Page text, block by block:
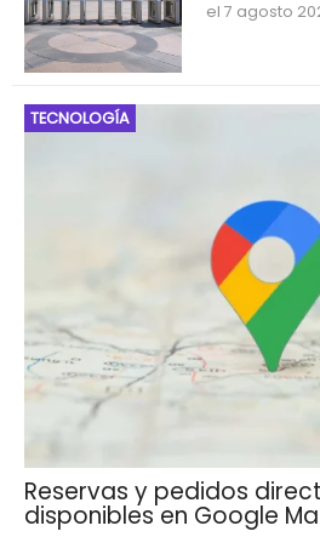
el 7 agosto
TECNOLOGÍA
Reservas y pedidos
disponibles en Google